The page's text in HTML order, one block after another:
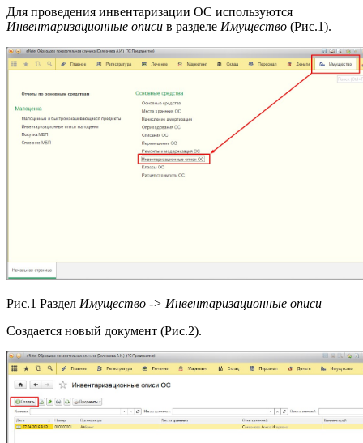
Для проведения инвентаризации ОС используются
Инвентаризационные описи в разделе Имущество (Рис.1).
Рис.1 Раздел Имущество -> Инвентаризационные описи
Создается новый документ (Рис.2).